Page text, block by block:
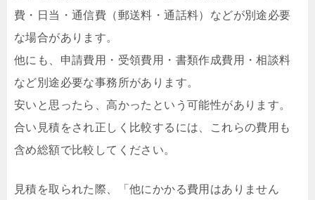
費・日当・通信費（郵送料・通話料）などが別途必要
な場合があります。
他にも、申請費用・受領費用・書類作成費用・相談料
など別途必要な事務所があります。
安いと思ったら、高かったという可能性があります。
合い見積をされ正しく比較するには、これらの費用も
含め総額で比較してください。
見積を取られた際、「他にかかる費用はありません